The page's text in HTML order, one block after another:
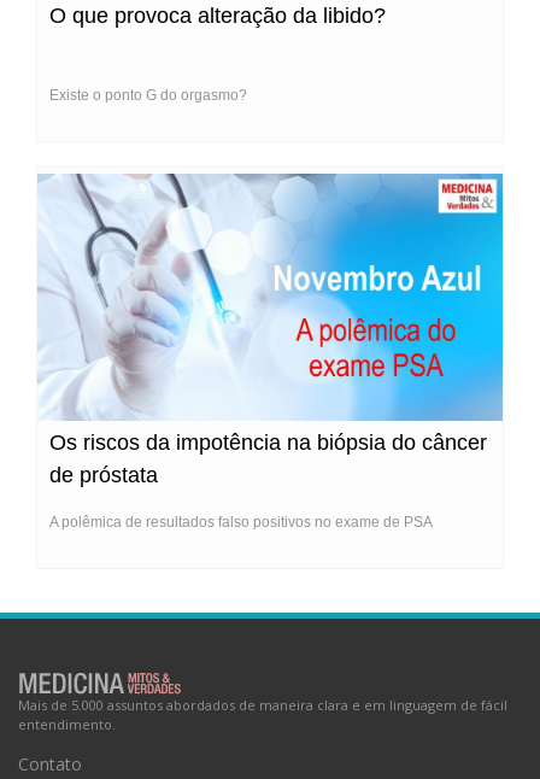
O que provoca alteração da libido?
Existe o ponto G do orgasmo?
Os riscos da impotência na biópsia do câncer
de próstata
A polêmica de resultados falso positivos no exame de PSA
Mais de 5.000 assuntos abordados de maneira clara e em linguagem de fácil
entendimento.
Contato